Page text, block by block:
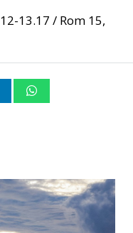
13.17 / Rom 15,